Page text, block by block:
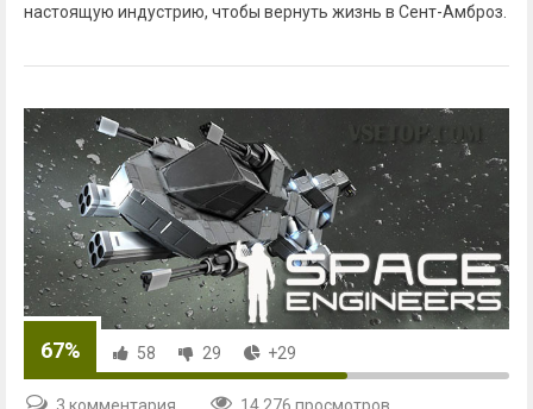
настоящую индустрию, чтобы вернуть жизнь в Сент-Амброз.
67% 58 29 +29
3 комментария
14 276 просмотров